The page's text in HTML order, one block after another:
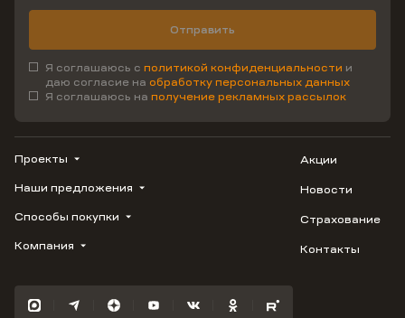
Отправить
Я соглашаюсь с политикой конфиденциальности и
даю согласие на обработку персональных данных
Я соглашаюсь на получение рекламных рассылок
Проекты
ВЕРН
1799
Флора
Наши предложения
Купить квартиру
Студию
3-комнатную
Способы покупки
Трейд-ин
Компания
Карьера
Акции
Новости
Страхование
Контакты